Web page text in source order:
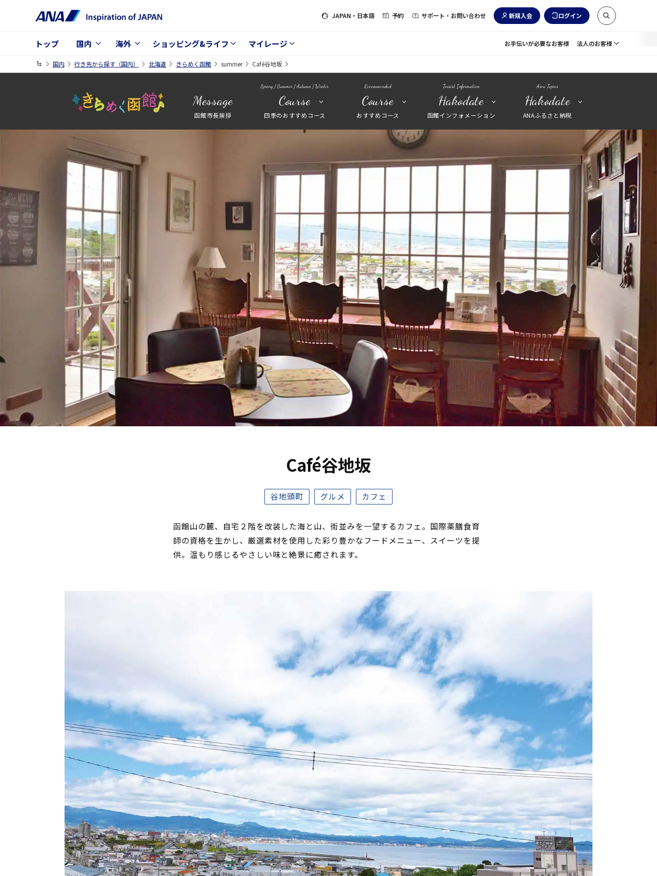
JAPAN ・日本語 予約 サポート・お問い合わせ 新規入会 ログイン
トップ 国内 海外 ショッピング&ライフ マイレージ お手伝いが必要なお客様 法人のお客様
国内 行き先から探す（国内） 北海道 きらめく函館 summer Café谷地坂
Message
函館市長挨拶
Spring / Summer / Autumn / Winter
Course
四季のおすすめコース
Recommended
Course
おすすめコース
Tourist Information
Hakodate
函館インフォメーション
Area Topics
Hakodate
ANAふるさと納税
Café谷地坂
谷地頭町 グルメ カフェ
函館山の麓、自宅２階を改装した海と山、街並みを一望するカフェ。国際薬膳食育
師の資格を生かし、厳選素材を使用した彩り豊かなフードメニュー、スイーツを提
供。温もり感じるやさしい味と絶景に癒されます。